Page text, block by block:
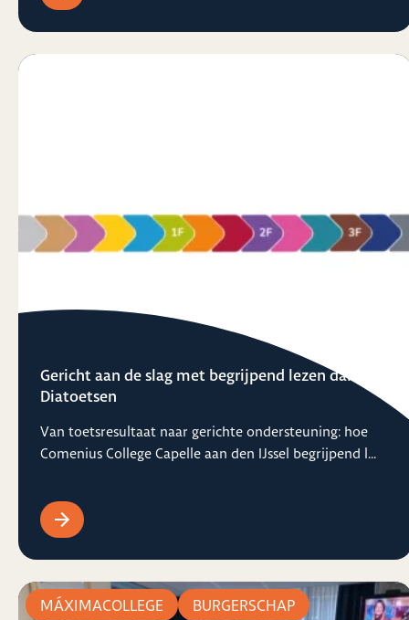
Gericht aan de slag met begrijpend lezen dankzij
Diatoetsen
Van toetsresultaat naar gerichte ondersteuning: hoe
Comenius College Capelle aan den IJssel begrijpend l...
MÁXIMACOLLEGE BURGERSCHAP